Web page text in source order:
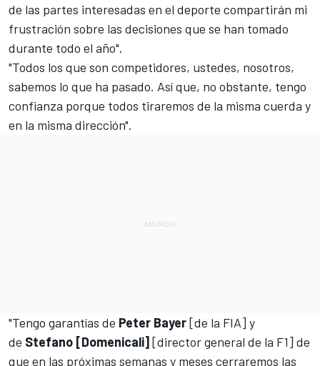
de las partes interesadas en el deporte compartirán mi
frustración sobre las decisiones que se han tomado
durante todo el año".
"Todos los que son competidores, ustedes, nosotros,
sabemos lo que ha pasado. Así que, no obstante, tengo
confianza porque todos tiraremos de la misma cuerda y
en la misma dirección".
"Tengo garantías de Peter Bayer[de la FIA] y
de Stefano [Domenicali][director general de la F1] de
que en las próximas semanas y meses cerraremos las